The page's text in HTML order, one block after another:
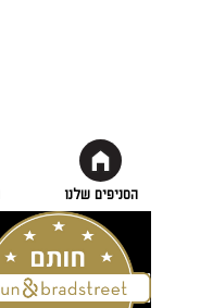
הסניפים שלנו